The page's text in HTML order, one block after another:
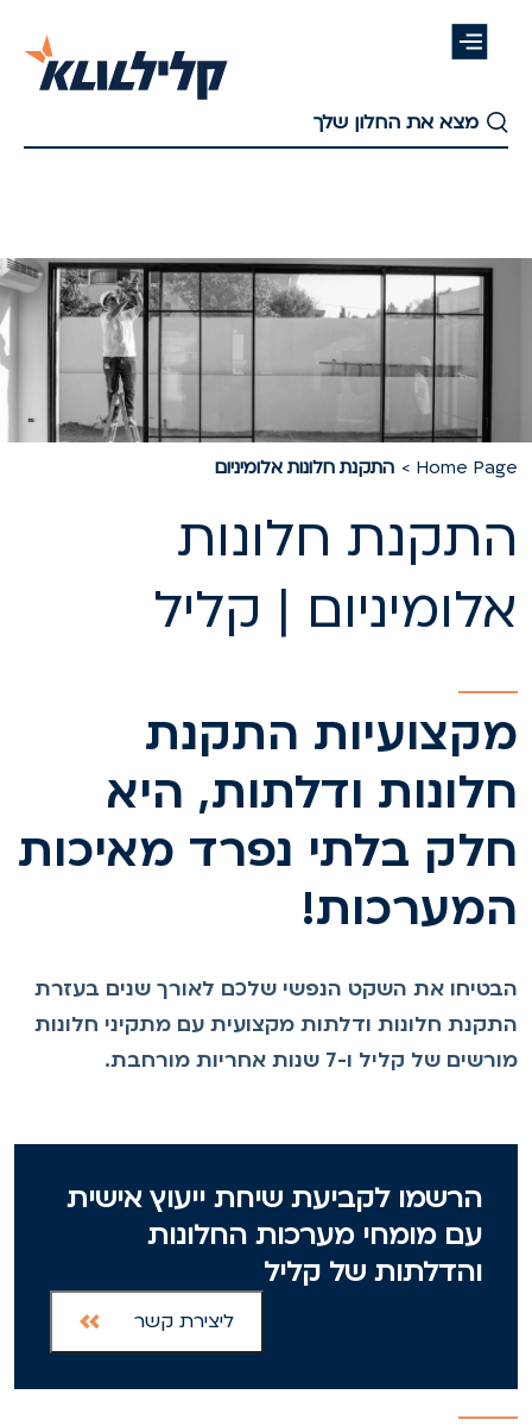
Home התקנת חלונות אלומיניום
חלונות
| קליל
התקנת
ודלתות, היא
בלתי נפרד מאיכות
את השקט הנפשי שלכם לאורך שנים בעזרת
חלונות ודלתות מקצועית עם מתקיני חלונות
של קליל ו-7 שנות אחריות מורחבת.
הרשמו לקביעת שיחת ייעוץ אישית
עם מומחי מערכות החלונות
והדלתות של קליל
ליצירת קשר